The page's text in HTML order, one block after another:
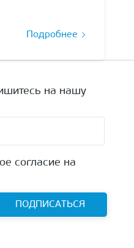
Подробнее
на нашу
согласие на
ПОДПИСАТЬСЯ